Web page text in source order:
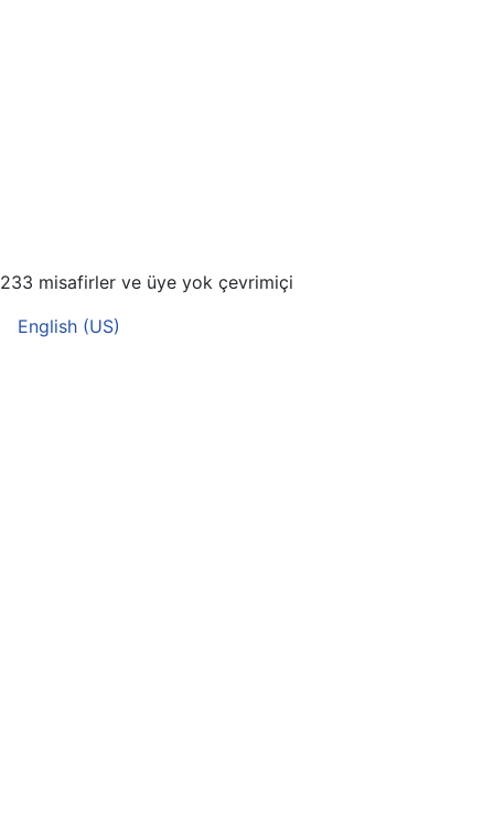
233 misafirler ve üye yok çevrimiçi
Dilinizi seçin
English (US)